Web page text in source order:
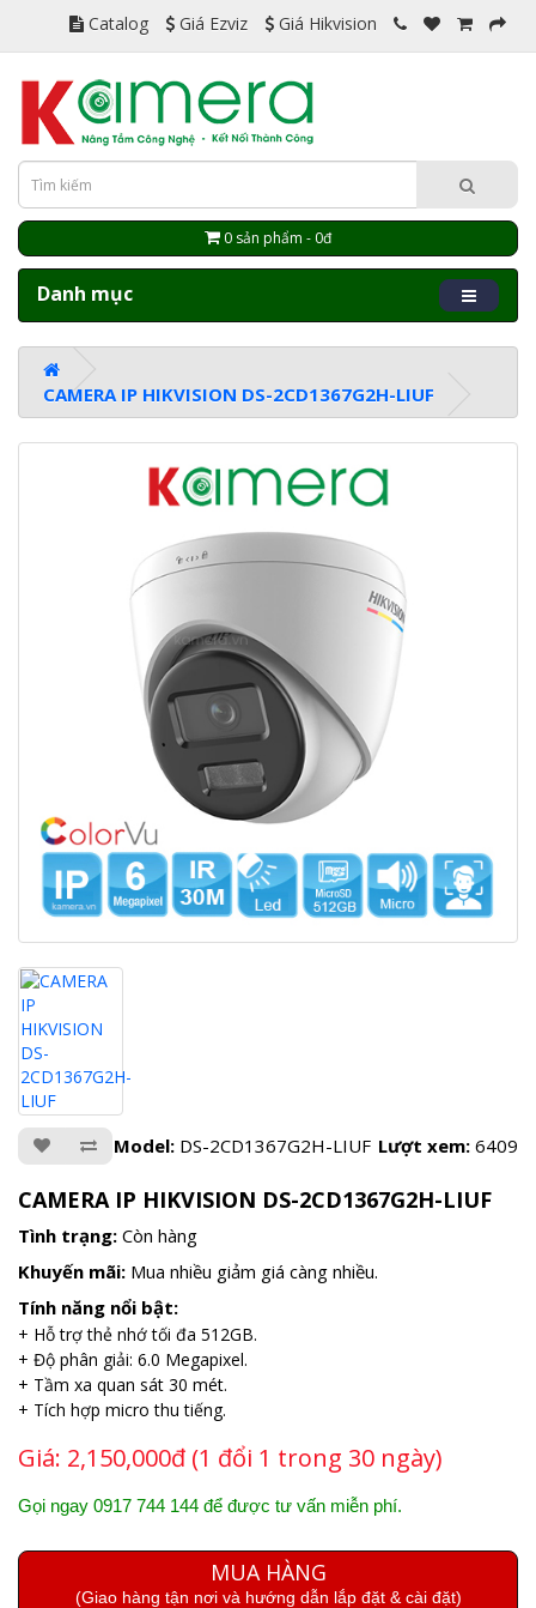
Catalog Giá Ezviz Giá Hikvision
0 sản phẩm - 0đ
Danh mục
CAMERA IP HIKVISION DS-2CD1367G2H-LIUF
Model: DS-2CD1367G2H-LIUF Lượt xem: 6409
CAMERA IP HIKVISION DS-2CD1367G2H-LIUF
Tình trạng: Còn hàng
Khuyến mãi: Mua nhiều giảm giá càng nhiều.
Tính năng nổi bật:
+ Hỗ trợ thẻ nhớ tối đa 512GB.
+ Độ phân giải: 6.0 Megapixel.
+ Tầm xa quan sát 30 mét.
+ Tích hợp micro thu tiếng.
Giá: 2,150,000đ (1 đổi 1 trong 30 ngày)
Gọi ngay 0917 744 144 để được tư vấn miễn phí.
MUA HÀNG
(Giao hàng tận nơi và hướng dẫn lắp đặt & cài đặt)